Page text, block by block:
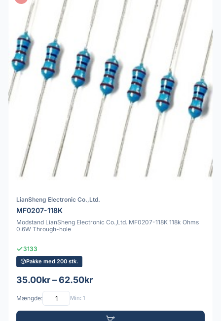
LianSheng Electronic Co.,Ltd.
MF0207-118K
Modstand LianSheng Electronic Co.,Ltd. MF0207-118K 118k Ohms
0.6W Through-hole
3133
Pakke med 200 stk.
35.00kr – 62.50kr
Mængde: Min: 1